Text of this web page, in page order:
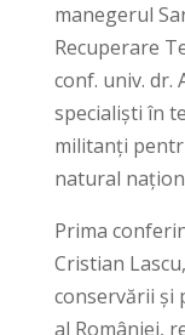
manegerul
Recuperare
conf. univ. dr.
specialiști în
militanți
natural
Prima
Cristian
conservării și
al României,